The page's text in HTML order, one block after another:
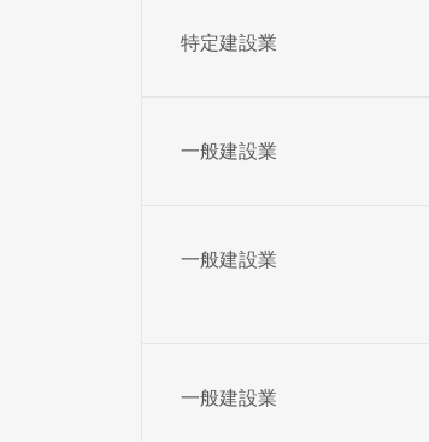
特定建設業
一般建設業
一般建設業
一般建設業